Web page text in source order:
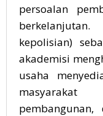
persoalan
kepolisian)
akademisi
usaha